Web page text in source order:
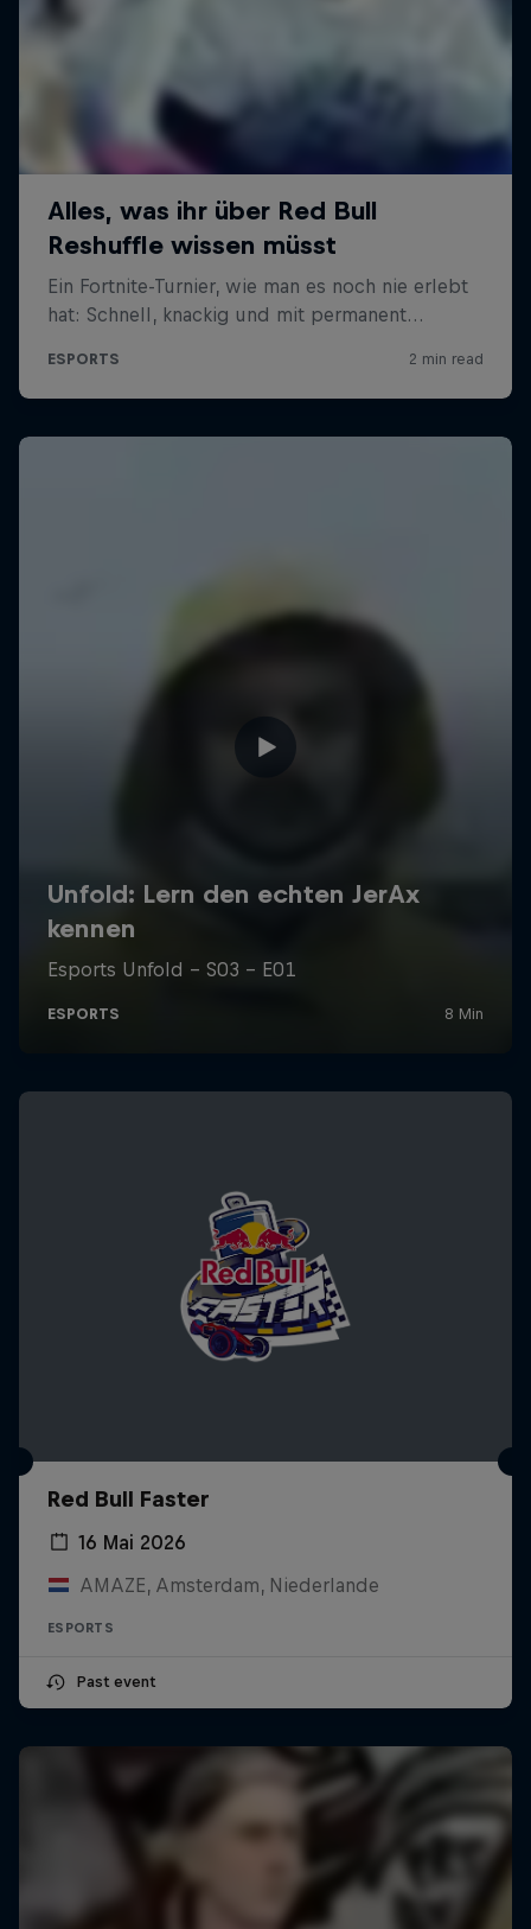
Red Bull Faster
16 Mai 2026
AMAZE, Amsterdam, Niederlande
ESPORTS
Past event